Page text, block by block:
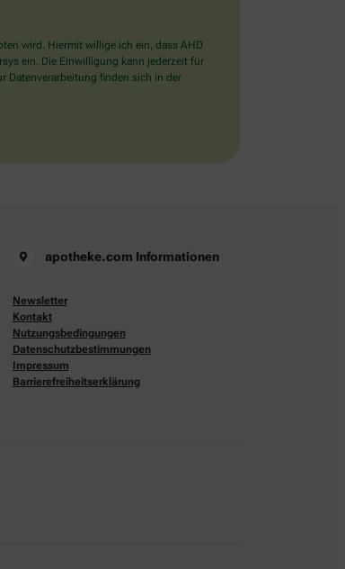
wird. Hiermit willige ich ein, dass AHD
ein. Die Einwilligung kann jederzeit für
Datenverarbeitung finden sich in der
apotheke.com Informationen
Newsletter
Kontakt
Nutzungsbedingungen
Datenschutzbestimmungen
Impressum
Barrierefreiheitserklärung